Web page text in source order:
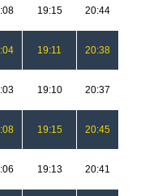
19:15 20:44
19:11 20:38
19:10 20:37
19:15 20:45
19:13 20:41